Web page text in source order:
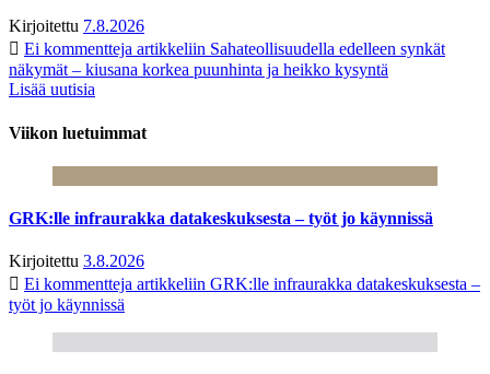
Kirjoitettu 7.8.2026
Ei kommentteja artikkeliin Sahateollisuudella edelleen synkät
näkymät – kiusana korkea puunhinta ja heikko kysyntä
Lisää uutisia
Viikon luetuimmat
GRK:lle infraurakka datakeskuksesta – työt jo käynnissä
Kirjoitettu 3.8.2026
Ei kommentteja artikkeliin GRK:lle infraurakka datakeskuksesta –
työt jo käynnissä